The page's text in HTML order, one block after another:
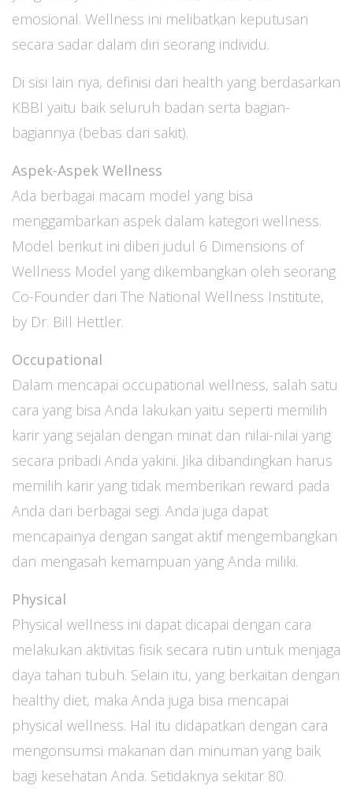
emosional. Wellness ini melibatkan keputusan
secara sadar dalam diri seorang individu.
Di sisi lain nya, definisi dari health yang berdasarkan
KBBI yaitu baik seluruh badan serta bagian-
bagiannya (bebas dari sakit).
Aspek-Aspek Wellness
Ada berbagai macam model yang bisa
menggambarkan aspek dalam kategori wellness.
Model berikut ini diberi judul 6 Dimensions of
Wellness Model yang dikembangkan oleh seorang
Co-Founder dari The National Wellness Institute,
by Dr. Bill Hettler.
Occupational
Dalam mencapai occupational wellness, salah satu
cara yang bisa Anda lakukan yaitu seperti memilih
karir yang sejalan dengan minat dan nilai-nilai yang
secara pribadi Anda yakini. Jika dibandingkan harus
memilih karir yang tidak memberikan reward pada
Anda dari berbagai segi. Anda juga dapat
mencapainya dengan sangat aktif mengembangkan
dan mengasah kemampuan yang Anda miliki.
Physical
Physical wellness ini dapat dicapai dengan cara
melakukan aktivitas fisik secara rutin untuk menjaga
daya tahan tubuh. Selain itu, yang berkaitan dengan
healthy diet, maka Anda juga bisa mencapai
physical wellness. Hal itu didapatkan dengan cara
mengonsumsi makanan dan minuman yang baik
bagi kesehatan Anda. Setidaknya sekitar 80.